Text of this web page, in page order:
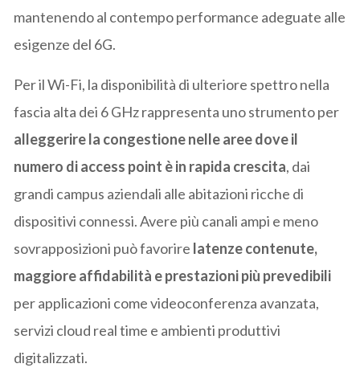
mantenendo al contempo performance adeguate alle
esigenze del 6G.
Per il Wi-Fi, la disponibilità di ulteriore spettro nella
fascia alta dei 6 GHz rappresenta uno strumento per
alleggerire la congestione nelle aree dove il
numero di access point è in rapida crescita, dai
grandi campus aziendali alle abitazioni ricche di
dispositivi connessi. Avere più canali ampi e meno
sovrapposizioni può favorire latenze contenute,
maggiore affidabilità e prestazioni più prevedibili
per applicazioni come videoconferenza avanzata,
servizi cloud real time e ambienti produttivi
digitalizzati.